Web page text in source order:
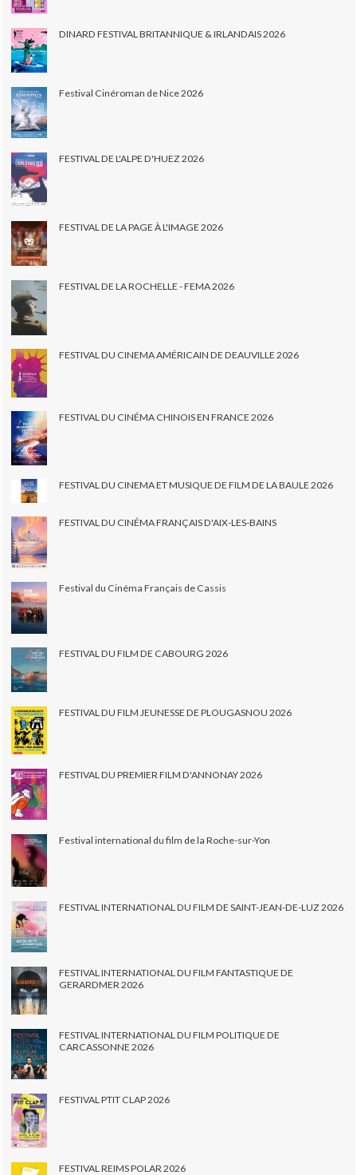
DINARD FESTIVAL BRITANNIQUE & IRLANDAIS 2026
Festival Cinéroman de Nice 2026
FESTIVAL DE L'ALPE D'HUEZ 2026
FESTIVAL DE LA PAGE À L'IMAGE 2026
FESTIVAL DE LA ROCHELLE - FEMA 2026
FESTIVAL DU CINEMA AMÉRICAIN DE DEAUVILLE 2026
FESTIVAL DU CINÉMA CHINOIS EN FRANCE 2026
FESTIVAL DU CINEMA ET MUSIQUE DE FILM DE LA BAULE 2026
FESTIVAL DU CINÉMA FRANÇAIS D'AIX-LES-BAINS
Festival du Cinéma Français de Cassis
FESTIVAL DU FILM DE CABOURG 2026
FESTIVAL DU FILM JEUNESSE DE PLOUGASNOU 2026
FESTIVAL DU PREMIER FILM D'ANNONAY 2026
Festival international du film de la Roche-sur-Yon
FESTIVAL INTERNATIONAL DU FILM DE SAINT-JEAN-DE-LUZ 2026
FESTIVAL INTERNATIONAL DU FILM FANTASTIQUE DE
GERARDMER 2026
FESTIVAL INTERNATIONAL DU FILM POLITIQUE DE
CARCASSONNE 2026
FESTIVAL PTIT CLAP 2026
FESTIVAL REIMS POLAR 2026